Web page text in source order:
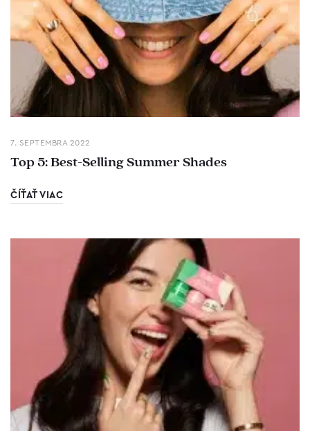
7. SEPTEMBRA 2022
Top 5: Best-Selling Summer Shades
ČÍŤAŤ VIAC